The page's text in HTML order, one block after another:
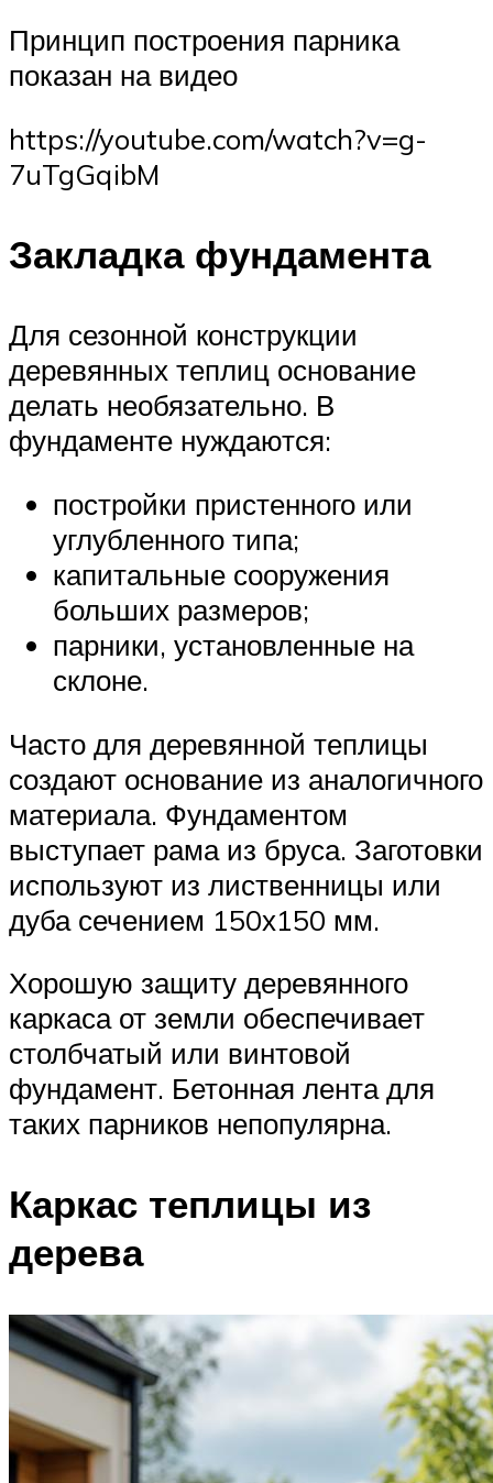
Принцип построения парника
показан на видео
https://youtube.com/watch?v=g-
7uTgGqibM
Закладка фундамента
Для сезонной конструкции
деревянных теплиц основание
делать необязательно. В
фундаменте нуждаются:
постройки пристенного или
углубленного типа;
капитальные сооружения
больших размеров;
парники, установленные на
склоне.
Часто для деревянной теплицы
создают основание из аналогичного
материала. Фундаментом
выступает рама из бруса. Заготовки
используют из лиственницы или
дуба сечением 150х150 мм.
Хорошую защиту деревянного
каркаса от земли обеспечивает
столбчатый или винтовой
фундамент. Бетонная лента для
таких парников непопулярна.
Каркас теплицы из
дерева